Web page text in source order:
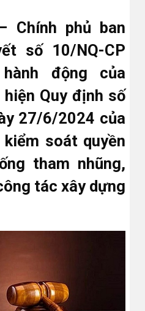
Chính phủ ban
số 10/NQ-CP
động của
Quy định số
27/6/2024 của
soát quyền
tham nhũng,
tác xây dựng